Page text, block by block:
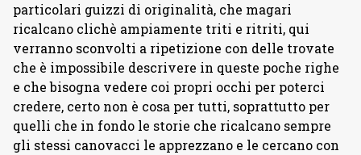
particolari guizzi di originalità, che magari
ricalcano clichè ampiamente triti e ritriti, qui
verranno sconvolti a ripetizione con delle trovate
che è impossibile descrivere in queste poche righe
e che bisogna vedere coi propri occhi per poterci
credere, certo non è cosa per tutti, soprattutto per
quelli che in fondo le storie che ricalcano sempre
gli stessi canovacci le apprezzano e le cercano con